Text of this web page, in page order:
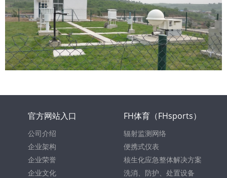
官方网站入口
公司介绍
企业架构
企业荣誉
企业文化
FH体育（FHsports）
辐射监测网络
便携式仪表
核生化应急整体解决方案
洗消、防护、处置设备